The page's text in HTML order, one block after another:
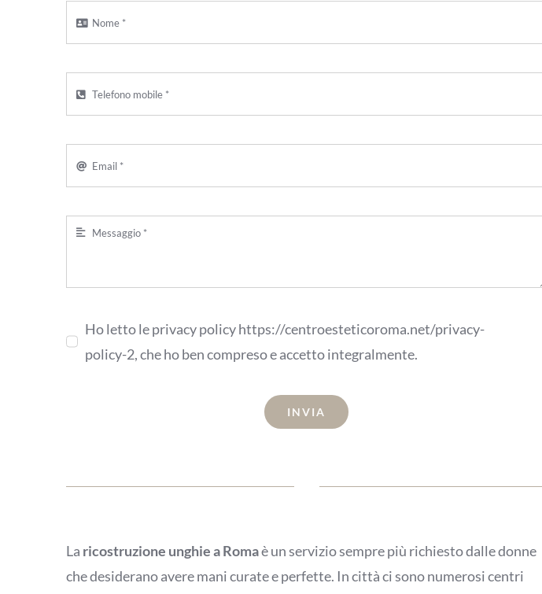
Ho letto le privacy policy https://centroesteticoroma.net/privacy-
policy-2, che ho ben compreso e accetto integralmente.
INVIA
La ricostruzione unghie a Romaè un servizio sempre più richiesto dalle donne
che desiderano avere mani curate e perfette. In città ci sono numerosi centri